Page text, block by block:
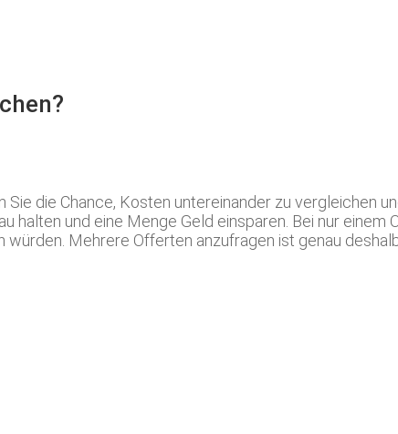
die Chance, Kosten untereinander zu vergleichen
und eine Menge Geld einsparen. Bei nur einem
Mehrere Offerten anzufragen ist genau deshalb